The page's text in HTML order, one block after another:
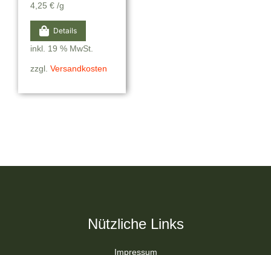
4,25 € /g
Details
inkl. 19 % MwSt.
zzgl. Versandkosten
Nützliche Links
Impressum